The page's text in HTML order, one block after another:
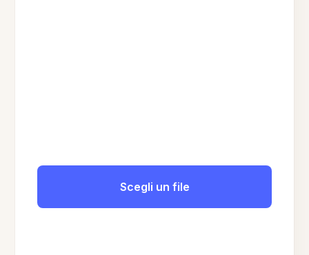
Scegli un file